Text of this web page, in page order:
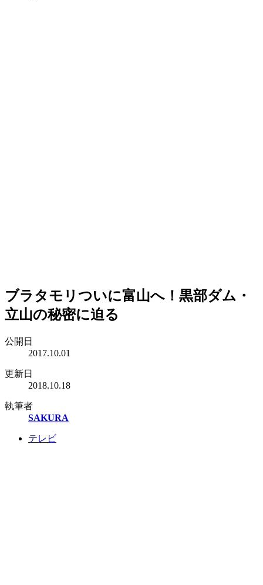
ブラタモリついに富山へ！黒部ダム・
立山の秘密に迫る
公開日
2017.10.01
更新日
2018.10.18
執筆者
SAKURA
テレビ